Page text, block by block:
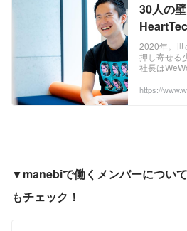
30人の
たい |
2020年。
押し寄せる
社長は
ワークをは
https://
▼manebiで働くメンバーについ
もチェック！